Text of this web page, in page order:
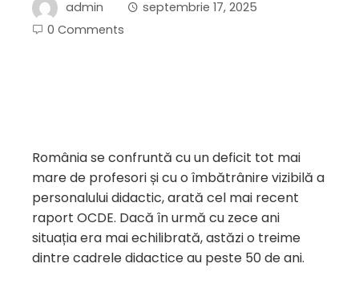
admin
septembrie 17, 2025
0 Comments
România se confruntă cu un deficit tot mai
mare de profesori și cu o îmbătrânire vizibilă a
personalului didactic, arată cel mai recent
raport OCDE. Dacă în urmă cu zece ani
situația era mai echilibrată, astăzi o treime
dintre cadrele didactice au peste 50 de ani.